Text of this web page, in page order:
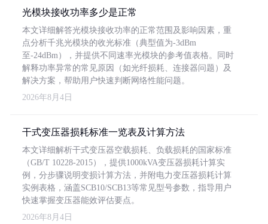
光模块接收功率多少是正常
本文详细解答光模块接收功率的正常范围及影响因素，重
点分析千兆光模块的收光标准（典型值为-3dBm
至-24dBm），并提供不同速率光模块的参考值表格。同时
解释功率异常的常见原因（如光纤损耗、连接器问题）及
解决方案，帮助用户快速判断网络性能问题。
2026年8月4日
干式变压器损耗标准一览表及计算方法
本文详细解析干式变压器空载损耗、负载损耗的国家标准
（GB/T 10228-2015），提供1000kVA变压器损耗计算实
例，分步骤说明变损计算方法，并附电力变压器损耗计算
实例表格，涵盖SCB10/SCB13等常见型号参数，指导用户
快速掌握变压器能效评估要点。
2026年8月4日